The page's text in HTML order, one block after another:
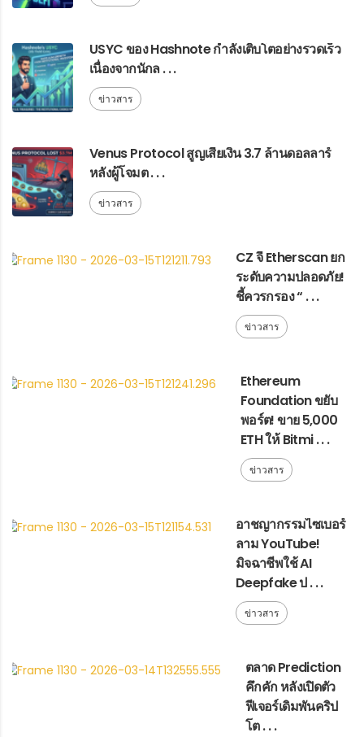
USYC ของ Hashnote กำลังเติบโตอย่างรวดเร็ว
เนื่องจากนักล . . .
ข่าวสาร
Venus Protocol สูญเสียเงิน 3.7 ล้านดอลลาร์
หลังผู้โจมต . . .
ข่าวสาร
CZ จี้ Etherscan ยก
ระดับความปลอดภัย!
ชี้ควรกรอง “ . . .
ข่าวสาร
Ethereum
Foundation ขยับ
พอร์ต! ขาย 5,000
ETH ให้ Bitmi . . .
ข่าวสาร
อาชญากรรมไซเบอร์
ลาม YouTube!
มิจฉาชีพใช้ AI
Deepfake ป . . .
ข่าวสาร
ตลาด Prediction
คึกคัก หลังเปิดตัว
ฟีเจอร์เดิมพันคริป
โต . . .